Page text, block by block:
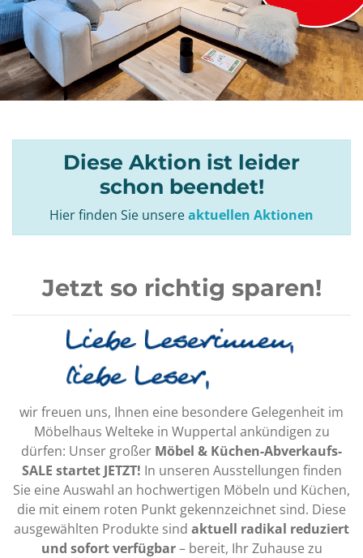
Diese Aktion ist leider
schon beendet!
Hier finden Sie unsereaktuellen Aktionen
Jetzt so richtig sparen!
wir freuen uns, Ihnen eine besondere Gelegenheit im
Möbelhaus Welteke in Wuppertal ankündigen zu
dürfen: Unser großer Möbel & Küchen-Abverkaufs-
SALE startet JETZT! In unseren Ausstellungen finden
Sie eine Auswahl an hochwertigen Möbeln und Küchen,
die mit einem roten Punkt gekennzeichnet sind. Diese
ausgewählten Produkte sind aktuell radikal reduziert
und sofort verfügbar– bereit, Ihr Zuhause zu